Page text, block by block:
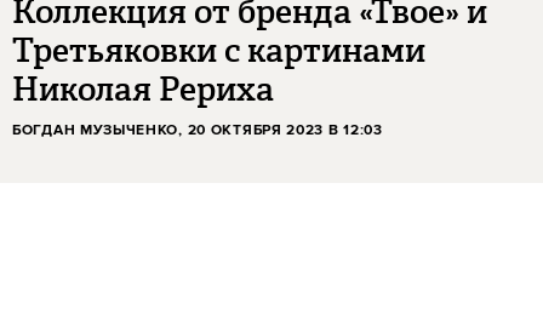
Коллекция от бренда «Твое» и
Третьяковки с картинами
Николая Рериха
БОГДАН МУЗЫЧЕНКО, 20 ОКТЯБРЯ 2023 В 12:03